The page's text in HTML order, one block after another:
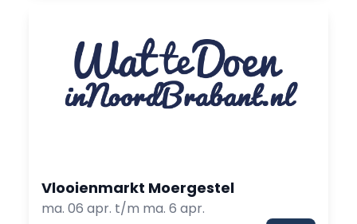
Vlooienmarkt Moergestel
ma. 06 apr. t/m ma. 6 apr.